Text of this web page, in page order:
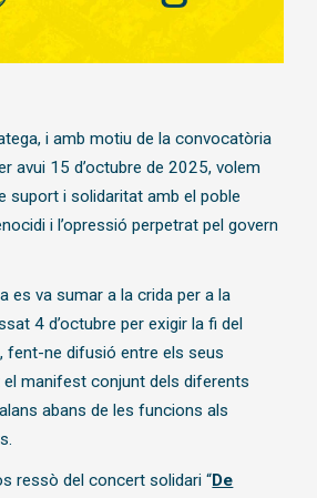
i amb motiu de la convocatòria
avui 15 d’octubre de 2025, volem
suport i solidaritat amb el poble
i l’opressió perpetrat pel govern
es va sumar a la crida per a la
4 d’octubre per exigir la fi del
fent-ne difusió entre els seus
manifest conjunt dels diferents
abans de les funcions als
ressò del concert solidari “De